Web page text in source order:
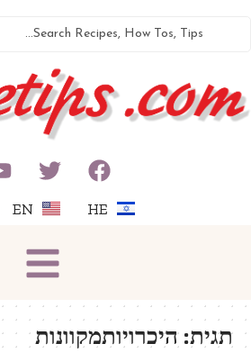
HE
EN
תגית:היכרויותמקוונות